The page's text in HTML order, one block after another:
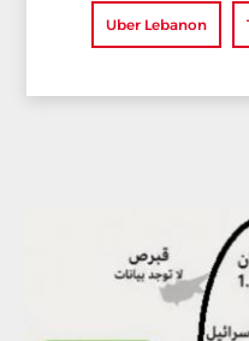
Uber Lebanon